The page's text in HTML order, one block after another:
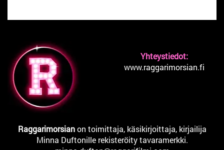
Raggarimorsianon toimittaja, käsikirjoittaja, kirjailija
Minna Duftonille rekisteröity tavaramerkki.
Yhteystiedot:
www.raggarimorsian.fi